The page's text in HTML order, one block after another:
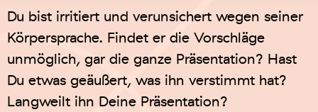
Du bist irritiert und verunsichert wegen seiner
Körpersprache. Findet er die Vorschläge
unmöglich, gar die ganze Präsentation? Hast
Du etwas geäußert, was ihn verstimmt hat?
Langweilt ihn Deine Präsentation?